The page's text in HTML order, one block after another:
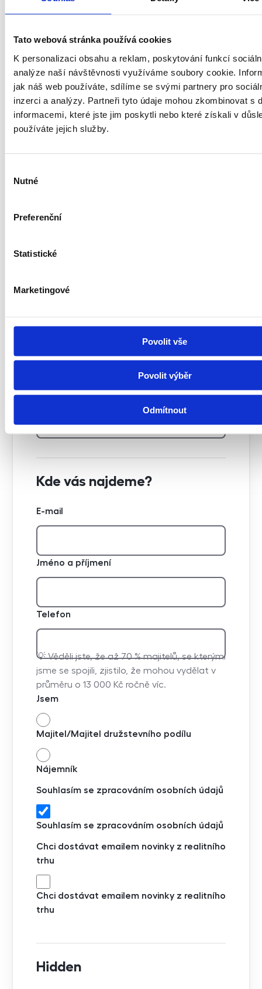
Tato webová stránka používá cookies
K personalizaci obsahu a reklam, poskytování funkcí
analýze naší návštěvnosti využíváme soubory cookie.
jak náš web používáte, sdílíme se svými partnery pro
inzerci a analýzy. Partneři tyto údaje mohou zkombinovat s
informacemi, které jste jim poskytli nebo které získali v
používáte jejich služby.
souhlasu
Nutné
Preferenční
Statistické
Marketingové
Povolit vše
Povolit výběr
Odmítnout
Novostavba
Po kompletní rekonstrukci
Průměrný
Vybavení
Nevybavený
Částečně vybavený
Ulice
Kde vás najdeme?
E-mail
Jméno a příjmení
Telefon
💡 Věděli jste, že až 70 % majitelů, se kterými
jsme se spojili, zjistilo, že mohou vydělat v
průměru o 13 000 Kč ročně víc.
Jsem
Majitel/Majitel družstevního podílu
Nájemník
Souhlasím se zpracováním osobních údajů
Souhlasím se zpracováním osobních údajů
Chci dostávat emailem novinky z realitního
trhu
Chci dostávat emailem novinky z realitního
trhu
Hidden